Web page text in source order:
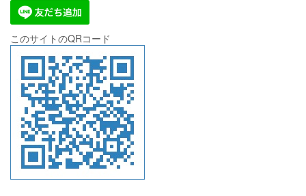
このサイトのQRコード